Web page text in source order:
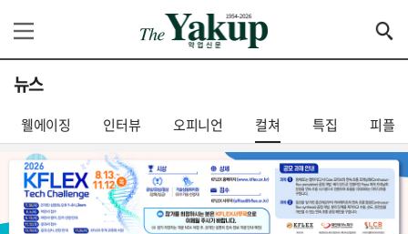
뉴스
웰에이징 인터뷰 오피니언 컬쳐 특집 피플